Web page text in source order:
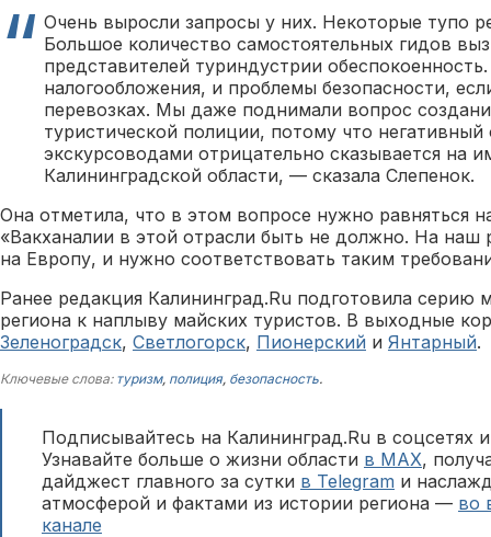
Очень выросли запросы у них. Некоторые тупо
Большое количество самостоятельных гидов
представителей туриндустрии
налогообложения, и проблемы безопасности,
перевозках. Мы даже поднимали вопрос
туристической полиции, потому что
экскурсоводами отрицательно сказывается на
Калининградской области, — сказала Слепенок.
Она отметила, что в этом вопросе нужно равняться
«Вакханалии в этой отрасли быть не должно. На наш
на Европу, и нужно соответствовать таким
Ранее редакция Калининград.Ru подготовила серию
региона к наплыву майских туристов. В выходные
Зеленоградск, Светлогорск, Пионерский и Янтарный.
Ключевые слова: туризм, полиция, безопасность.
Подписывайтесь на Калининград.Ru в соцсетях
Узнавайте больше о жизни области в MAX,
дайджест главного за сутки в Telegram и
атмосферой и фактами из истории региона — во
канале